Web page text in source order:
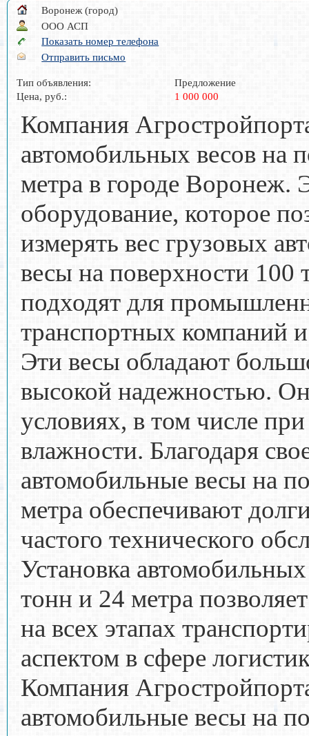
Воронеж (город)
ООО АСП
Показать номер телефона
Отправить письмо
Тип объявления:
Предложение
Цена, руб.:
1 000 000
Компания
автомобильных весов на
метра в городе Воронеж.
оборудование, которое
измерять вес грузовых
весы на поверхности 100
подходят для
транспортных компаний
Эти весы обладают
высокой надежностью.
условиях, в том числе
влажности. Благодаря
автомобильные весы на
метра обеспечивают
частого технического
Установка
тонн и 24 метра
на всех этапах
аспектом в сфере
Компания
автомобильные весы на